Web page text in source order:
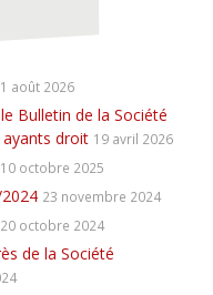
1 août 2026
Bulletin de la Société
droit 19 avril 2026
10 octobre 2025
23 novembre 2024
20 octobre 2024
de la Société